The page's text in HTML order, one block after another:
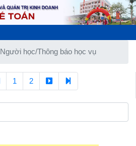
Người học/Thông báo học vụ
1 2